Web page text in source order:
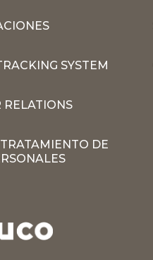
SYSTEM
RELATIONS
DE